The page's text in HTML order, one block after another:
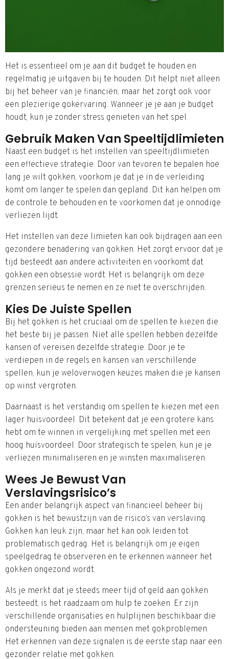
Het is essentieel om je aan dit budget te houden en
regelmatig je uitgaven bij te houden. Dit helpt niet alleen
bij het beheer van je financiën, maar het zorgt ook voor
een plezierige gokervaring. Wanneer je je aan je budget
houdt, kun je zonder stress genieten van het spel.
Gebruik Maken Van Speeltijdlimieten
Naast een budget is het instellen van speeltijdlimieten
een effectieve strategie. Door van tevoren te bepalen hoe
lang je wilt gokken, voorkom je dat je in de verleiding
komt om langer te spelen dan gepland. Dit kan helpen om
de controle te behouden en te voorkomen dat je onnodige
verliezen lijdt.
Het instellen van deze limieten kan ook bijdragen aan een
gezondere benadering van gokken. Het zorgt ervoor dat je
tijd besteedt aan andere activiteiten en voorkomt dat
gokken een obsessie wordt. Het is belangrijk om deze
grenzen serieus te nemen en ze niet te overschrijden.
Kies De Juiste Spellen
Bij het gokken is het cruciaal om de spellen te kiezen die
het beste bij je passen. Niet alle spellen hebben dezelfde
kansen of vereisen dezelfde strategie. Door je te
verdiepen in de regels en kansen van verschillende
spellen, kun je weloverwogen keuzes maken die je kansen
op winst vergroten.
Daarnaast is het verstandig om spellen te kiezen met een
lager huisvoordeel. Dit betekent dat je een grotere kans
hebt om te winnen in vergelijking met spellen met een
hoog huisvoordeel. Door strategisch te spelen, kun je je
verliezen minimaliseren en je winsten maximaliseren.
Wees Je Bewust Van
Verslavingsrisico’s
Een ander belangrijk aspect van financieel beheer bij
gokken is het bewustzijn van de risico’s van verslaving.
Gokken kan leuk zijn, maar het kan ook leiden tot
problematisch gedrag. Het is belangrijk om je eigen
speelgedrag te observeren en te erkennen wanneer het
gokken ongezond wordt.
Als je merkt dat je steeds meer tijd of geld aan gokken
besteedt, is het raadzaam om hulp te zoeken. Er zijn
verschillende organisaties en hulplijnen beschikbaar die
ondersteuning bieden aan mensen met gokproblemen.
Het erkennen van deze signalen is de eerste stap naar een
gezonder relatie met gokken.